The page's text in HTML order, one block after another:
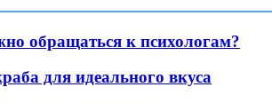
обращаться к психологам?
для идеального вкуса